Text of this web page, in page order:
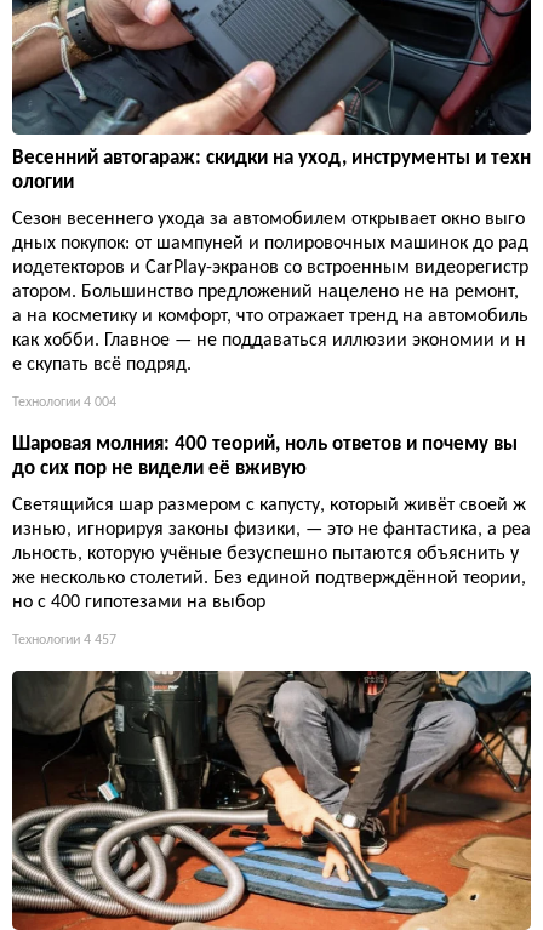
Весенний автогараж: скидки на уход, инструменты и техн
ологии
Сезон весеннего ухода за автомобилем открывает окно выго
дных покупок: от шампуней и полировочных машинок до рад
иодетекторов и CarPlay-экранов со встроенным видеорегистр
атором. Большинство предложений нацелено не на ремонт,
а на косметику и комфорт, что отражает тренд на автомобиль
как хобби. Главное — не поддаваться иллюзии экономии и н
е скупать всё подряд.
Технологии 4 004
Шаровая молния: 400 теорий, ноль ответов и почему вы
до сих пор не видели её вживую
Светящийся шар размером с капусту, который живёт своей ж
изнью, игнорируя законы физики, — это не фантастика, а реа
льность, которую учёные безуспешно пытаются объяснить у
же несколько столетий. Без единой подтверждённой теории,
но с 400 гипотезами на выбор
Технологии 4 457